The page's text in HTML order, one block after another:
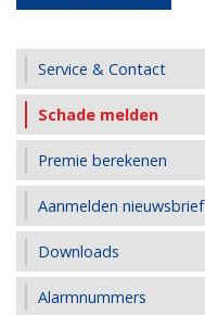
Service & Contact
Schade melden
Premie berekenen
Aanmelden nieuwsbrief
Downloads
Alarmnummers